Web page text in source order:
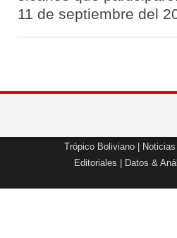
11 de septiembre del
Trópico Boliviano
Editoriales
Datos &